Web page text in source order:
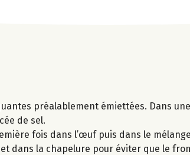
préalablement émiettées. Dans
de sel.
fois dans l’œuf puis dans le
dans la chapelure pour éviter que le